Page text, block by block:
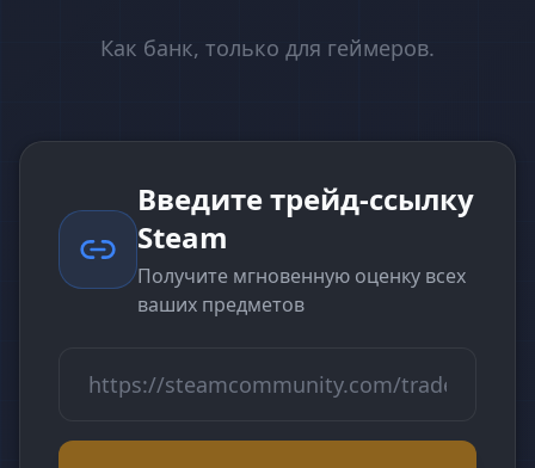
Как банк, только для геймеров.
Введите трейд-ссылку
Steam
Получите мгновенную оценку всех
ваших предметов